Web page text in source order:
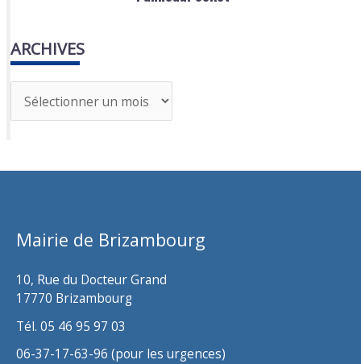
ARCHIVES
r
h
Mairie de Brizambourg
10, Rue du Docteur Grand
17770 Brizambourg
Tél. 05 46 95 97 03
06-37-17-63-96 (pour les urgences)